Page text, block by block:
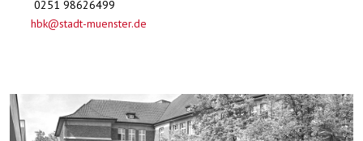
0251 98626499
hbk@stadt-muenster.de